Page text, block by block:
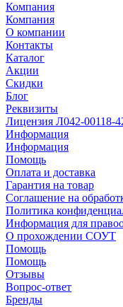
Компания
Компания
О компании
Контакты
Каталог
Акции
Скидки
Блог
Реквизиты
Лицензия Л042-00118-
Информация
Информация
Помощь
Оплата и доставка
Гарантия на товар
Соглашение на
Политика
Информация для
О прохождении СОУТ
Помощь
Помощь
Отзывы
Вопрос-ответ
Бренды